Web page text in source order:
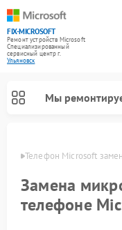
FIX-MICROSOFT
Ремонт устройств Microsoft
Специализированный
cервисный центр г.
Ульяновск
Мы
Телефон Microsoft
Замена
телефоне